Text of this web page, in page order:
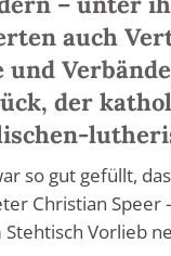
auch
und
der
so gut gefüllt,
Christian Speer
Vorlieb